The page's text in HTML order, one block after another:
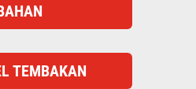
TEMBAKAN